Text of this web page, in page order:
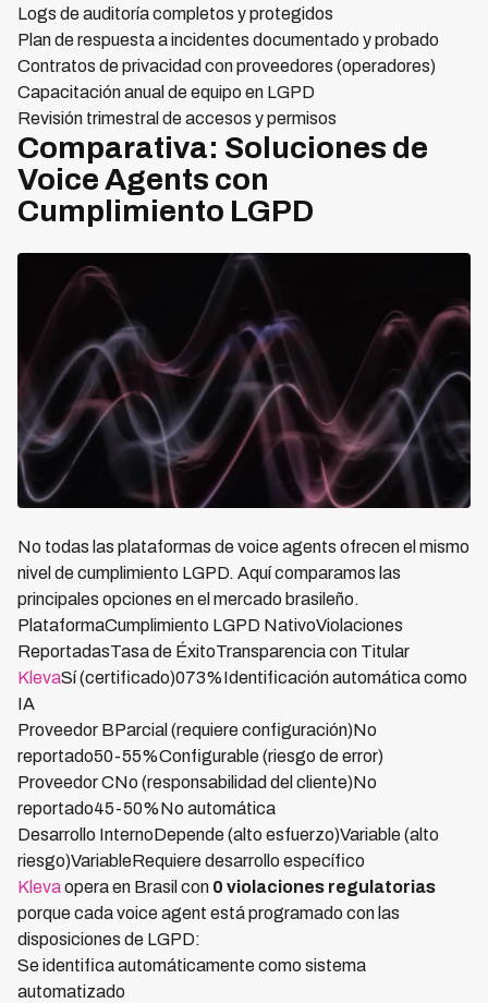
Logs de auditoría completos y protegidos
Plan de respuesta a incidentes documentado y probado
Contratos de privacidad con proveedores (operadores)
Capacitación anual de equipo en LGPD
Revisión trimestral de accesos y permisos
Comparativa: Soluciones de
Voice Agents con
Cumplimiento LGPD
No todas las plataformas de voice agents ofrecen el mismo
nivel de cumplimiento LGPD. Aquí comparamos las
principales opciones en el mercado brasileño.
PlataformaCumplimiento LGPD NativoViolaciones
ReportadasTasa de ÉxitoTransparencia con Titular
KlevaSí (certificado)073%Identificación automática como
IA
Proveedor BParcial (requiere configuración)No
reportado50-55%Configurable (riesgo de error)
Proveedor CNo (responsabilidad del cliente)No
reportado45-50%No automática
Desarrollo InternoDepende (alto esfuerzo)Variable (alto
riesgo)VariableRequiere desarrollo específico
Klevaopera en Brasil con 0 violaciones regulatorias
porque cada voice agent está programado con las
disposiciones de LGPD:
Se identifica automáticamente como sistema
automatizado